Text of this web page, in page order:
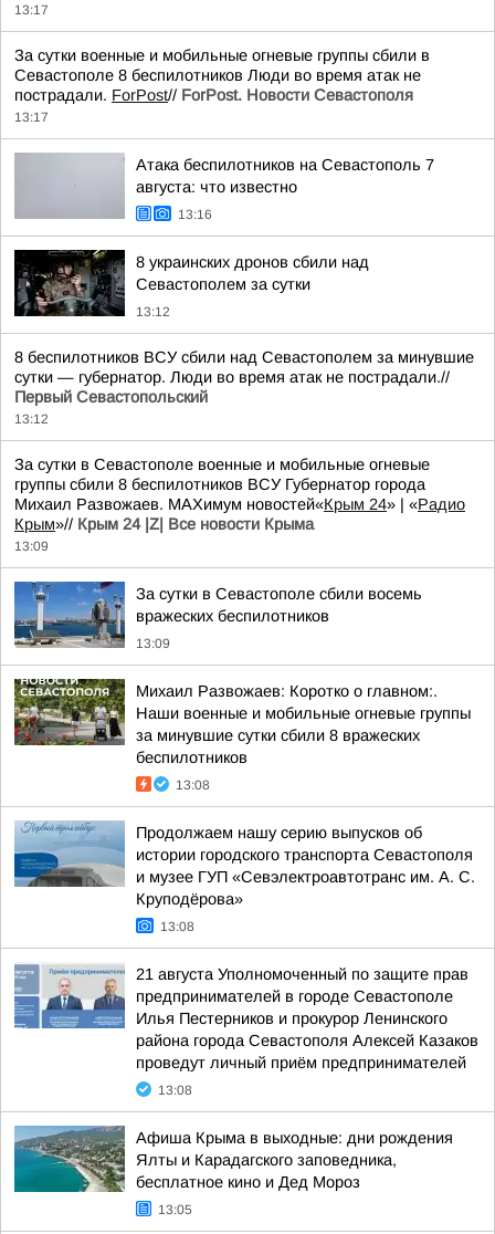
13:17
За сутки военные и мобильные огневые группы сбили в
Севастополе 8 беспилотников Люди во время атак не
пострадали. ForPost// ForPost. Новости Севастополя
13:17
Атака беспилотников на Севастополь 7
августа: что известно
13:16
8 украинских дронов сбили над
Севастополем за сутки
13:12
8 беспилотников ВСУ сбили над Севастополем за минувшие
сутки — губернатор. Люди во время атак не пострадали.//
Первый Севастопольский
13:12
За сутки в Севастополе военные и мобильные огневые
группы сбили 8 беспилотников ВСУ Губернатор города
Михаил Развожаев. MAXимум новостей«Крым 24» | «Радио
Крым»// Крым 24 |Z| Все новости Крыма
13:09
За сутки в Севастополе сбили восемь
вражеских беспилотников
13:09
Михаил Развожаев: Коротко о главном:.
Наши военные и мобильные огневые группы
за минувшие сутки сбили 8 вражеских
беспилотников
13:08
Продолжаем нашу серию выпусков об
истории городского транспорта Севастополя
и музее ГУП «Севэлектроавтотранс им. А. С.
Круподёрова»
13:08
21 августа Уполномоченный по защите прав
предпринимателей в городе Севастополе
Илья Пестерников и прокурор Ленинского
района города Севастополя Алексей Казаков
проведут личный приём предпринимателей
13:08
Афиша Крыма в выходные: дни рождения
Ялты и Карадагского заповедника,
бесплатное кино и Дед Мороз
13:05